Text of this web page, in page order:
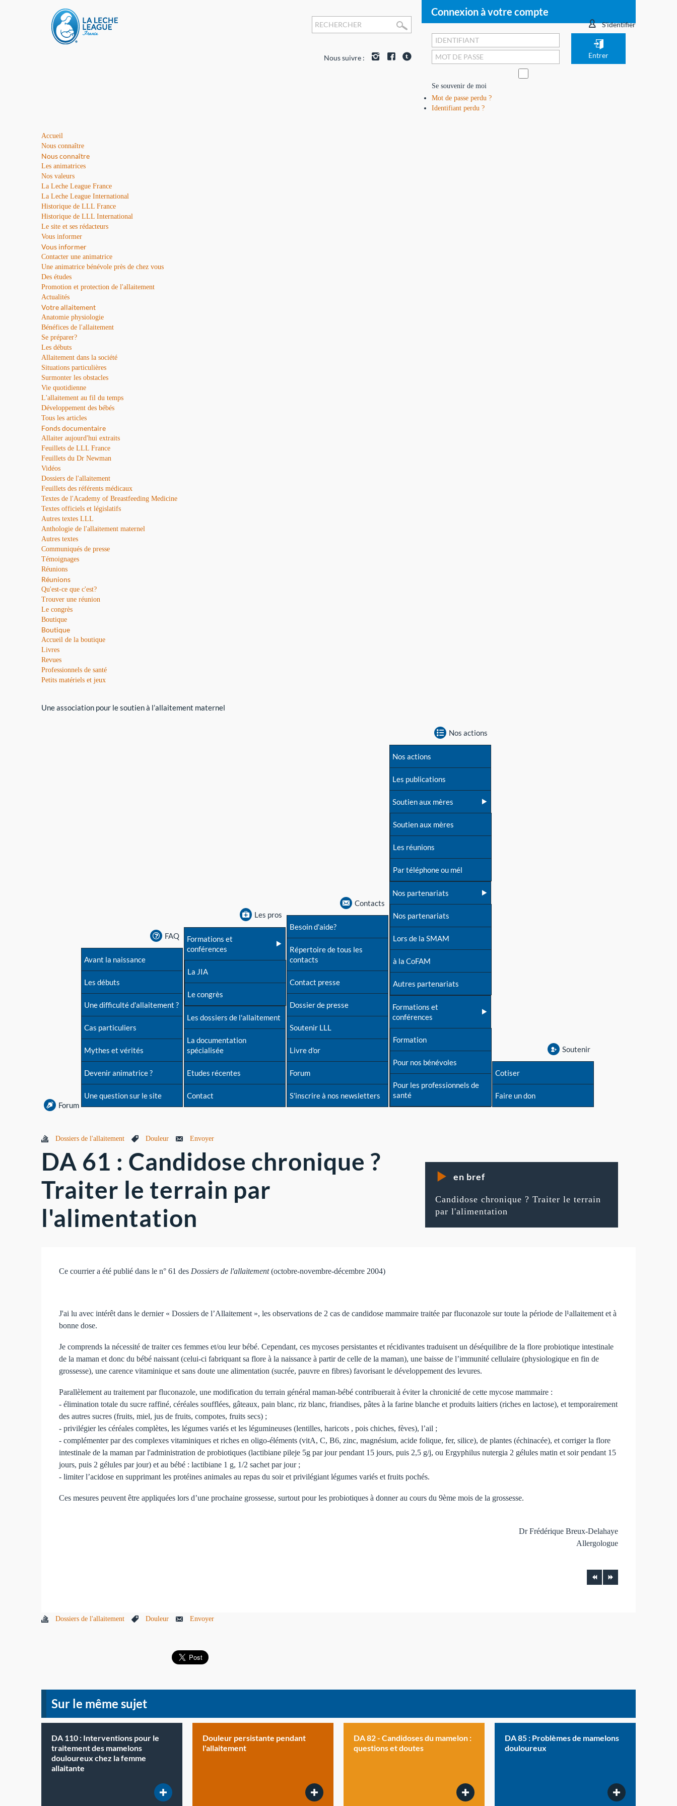
S'identifier
Connexion à votre compte
Se souvenir de moi
Mot de passe perdu ?
Identifiant perdu ?
Nous suivre :
Accueil
Nous connaître
Nous connaître
Les animatrices
Nos valeurs
La Leche League France
La Leche League International
Historique de LLL France
Historique de LLL International
Le site et ses rédacteurs
Vous informer
Vous informer
Contacter une animatrice
Une animatrice bénévole près de chez vous
Des études
Promotion et protection de l'allaitement
Actualités
Votre allaitement
Anatomie physiologie
Bénéfices de l'allaitement
Se préparer?
Les débuts
Allaitement dans la société
Situations particulières
Surmonter les obstacles
Vie quotidienne
L'allaitement au fil du temps
Développement des bébés
Tous les articles
Fonds documentaire
Allaiter aujourd'hui extraits
Feuillets de LLL France
Feuillets du Dr Newman
Vidéos
Dossiers de l'allaitement
Feuillets des référents médicaux
Textes de l'Academy of Breastfeeding Medicine
Textes officiels et législatifs
Autres textes LLL
Anthologie de l'allaitement maternel
Autres textes
Communiqués de presse
Témoignages
Réunions
Réunions
Qu'est-ce que c'est?
Trouver une réunion
Le congrès
Boutique
Boutique
Accueil de la boutique
Livres
Revues
Professionnels de santé
Petits matériels et jeux
Une association pour le soutien à l’allaitement maternel
Forum
FAQ
Avant la naissance
Les débuts
Une difficulté d'allaitement ?
Cas particuliers
Mythes et vérités
Devenir animatrice ?
Une question sur le site
Les pros
Formations et
conférences
La JIA
Le congrès
Les dossiers de l'allaitement
La documentation
spécialisée
Etudes récentes
Contact
Contacts
Besoin d'aide?
Répertoire de tous les
contacts
Contact presse
Dossier de presse
Soutenir LLL
Livre d'or
Forum
S'inscrire à nos newsletters
Nos actions
Nos actions
Les publications
Soutien aux mères
Soutien aux mères
Les réunions
Par téléphone ou mél
Nos partenariats
Nos partenariats
Lors de la SMAM
à la CoFAM
Autres partenariats
Formations et
conférences
Formation
Pour nos bénévoles
Pour les professionnels de
santé
Soutenir
Cotiser
Faire un don
en bref
Candidose chronique ? Traiter le terrain
par l'alimentation
Dossiers de l'allaitement Douleur Envoyer
DA 61 : Candidose chronique ?
Traiter le terrain par
l'alimentation
Ce courrier a été publié dans le n° 61 des Dossiers de l'allaitement(octobre-novembre-décembre 2004)
J'ai lu avec intérêt dans le dernier « Dossiers de l’Allaitement », les observations de 2 cas de candidose mammaire traitée par fluconazole sur toute la période de l¹allaitement et à
bonne dose.
Je comprends la nécessité de traiter ces femmes et/ou leur bébé. Cependant, ces mycoses persistantes et récidivantes traduisent un déséquilibre de la flore probiotique intestinale
de la maman et donc du bébé naissant (celui-ci fabriquant sa flore à la naissance à partir de celle de la maman), une baisse de l’immunité cellulaire (physiologique en fin de
grossesse), une carence vitaminique et sans doute une alimentation (sucrée, pauvre en fibres) favorisant le développement des levures.
Parallèlement au traitement par fluconazole, une modification du terrain général maman-bébé contribuerait à éviter la chronicité de cette mycose mammaire :
- élimination totale du sucre raffiné, céréales soufflées, gâteaux, pain blanc, riz blanc, friandises, pâtes à la farine blanche et produits laitiers (riches en lactose), et temporairement
des autres sucres (fruits, miel, jus de fruits, compotes, fruits secs) ;
- privilégier les céréales complètes, les légumes variés et les légumineuses (lentilles, haricots , pois chiches, fèves), l’ail ;
- complémenter par des complexes vitaminiques et riches en oligo-éléments (vitA, C, B6, zinc, magnésium, acide folique, fer, silice), de plantes (échinacée), et corriger la flore
intestinale de la maman par l'administration de probiotiques (lactibiane pileje 5g par jour pendant 15 jours, puis 2,5 g/j, ou Ergyphilus nutergia 2 gélules matin et soir pendant 15
jours, puis 2 gélules par jour) et au bébé : lactibiane 1 g, 1/2 sachet par jour ;
- limiter l’acidose en supprimant les protéines animales au repas du soir et privilégiant légumes variés et fruits pochés.
Ces mesures peuvent être appliquées lors d’une prochaine grossesse, surtout pour les probiotiques à donner au cours du 9ème mois de la grossesse.
Dr Frédérique Breux-Delahaye
Allergologue
Dossiers de l'allaitement Douleur Envoyer
Sur le même sujet
DA 110 : Interventions pour le
traitement des mamelons
douloureux chez la femme
allaitante
Douleur persistante pendant
l'allaitement
DA 82 - Candidoses du mamelon :
questions et doutes
DA 85 : Problèmes de mamelons
douloureux